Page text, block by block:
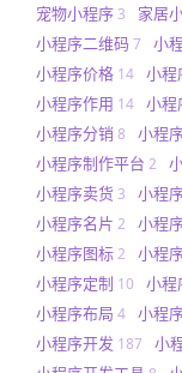
宠物小程序 3 家居
小程序二维码7 小
小程序价格 14 小程
小程序作用 14 小程
小程序分销 8 小程
小程序制作平台 2
小程序卖货 3 小程
小程序名片 2 小程
小程序图标2 小程
小程序定制 10 小程
小程序布局 4 小程
小程序开发 187 小